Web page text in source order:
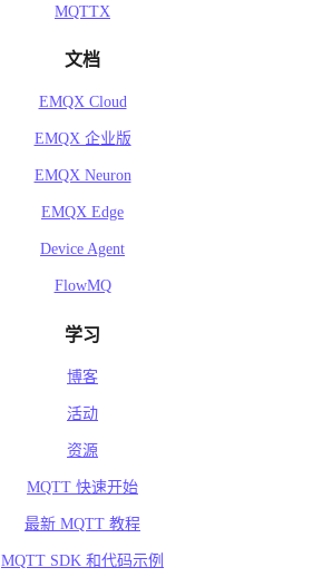
MQTTX
文档
EMQX Cloud
EMQX 企业版
EMQX Neuron
EMQX Edge
Device Agent
FlowMQ
学习
博客
活动
资源
MQTT 快速开始
最新 MQTT 教程
MQTT SDK 和代码示例